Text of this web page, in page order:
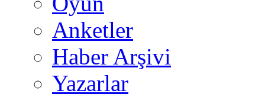
Anketler
Haber Arşivi
Yazarlar